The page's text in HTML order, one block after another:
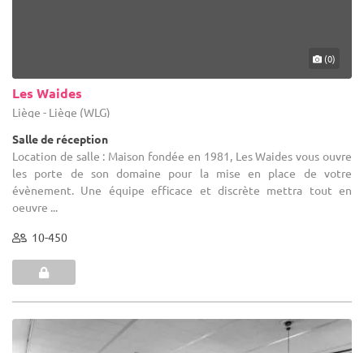
(0)
Les Waides
Liège - Liège (WLG)
Salle de réception
Location de salle : Maison fondée en 1981, Les Waides vous ouvre
les porte de son domaine pour la mise en place de votre
évènement. Une équipe efficace et discrète mettra tout en
oeuvre ...
10-450